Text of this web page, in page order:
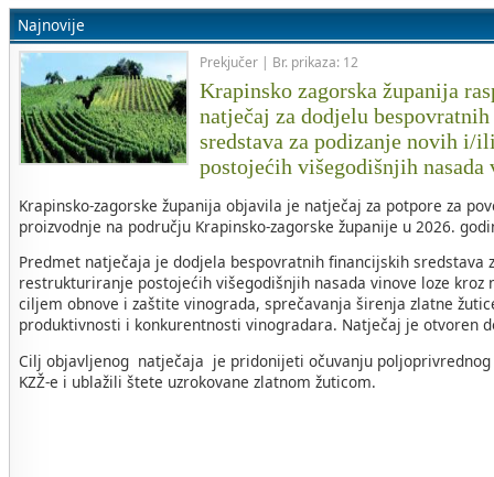
Najnovije
Prekjučer | Br. prikaza: 12
Krapinsko zagorska županija
natječaj za dodjelu
sredstava za podizanje novih i/
postojećih višegodišnjih nasada
Krapinsko-zagorske županija objavila je natječaj za potpore za
proizvodnje na području Krapinsko-zagorske županije u 2026.
Predmet natječaja je dodjela bespovratnih financijskih sredstava
restrukturiranje postojećih višegodišnjih nasada vinove loze kroz
ciljem obnove i zaštite vinograda, sprečavanja širenja zlatne
produktivnosti i konkurentnosti vinogradara. Natječaj je otvoren
Cilj objavljenog natječaja je pridonijeti očuvanju
KZŽ-e i ublažili štete uzrokovane zlatnom žuticom.